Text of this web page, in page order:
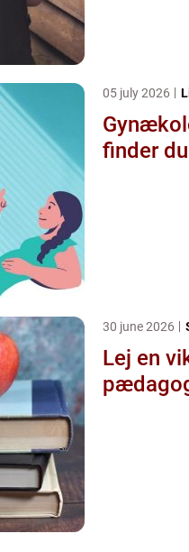
05 july 2026
finder
30 june 2026
Lej en